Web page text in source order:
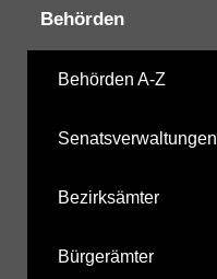
Behörden
Behörden A-Z
Senatsverwaltungen
Bezirksämter
Bürgerämter